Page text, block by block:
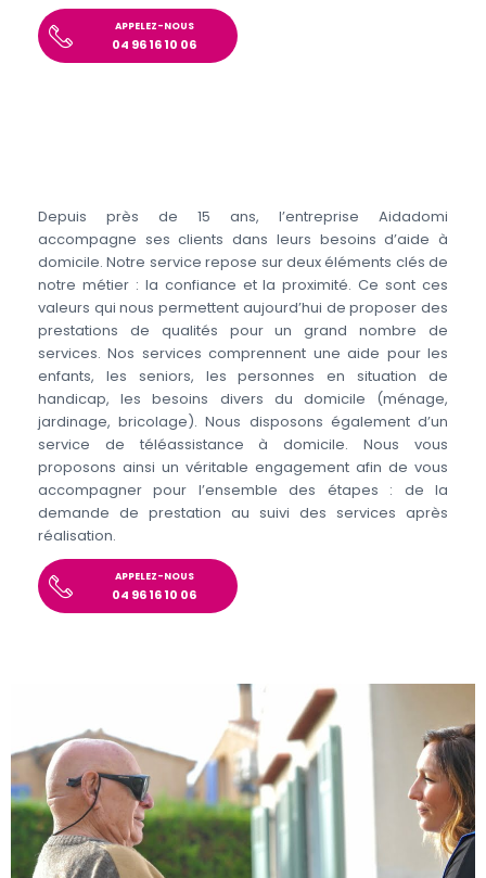
APPELEZ-NOUS
04 96 16 10 06
Depuis près de 15 ans, l’entreprise Aidadomi
accompagne ses clients dans leurs besoins d’aide à
domicile. Notre service repose sur deux éléments clés de
notre métier : la confiance et la proximité. Ce sont ces
valeurs qui nous permettent aujourd’hui de proposer des
prestations de qualités pour un grand nombre de
services. Nos services comprennent une aide pour les
enfants, les seniors, les personnes en situation de
handicap, les besoins divers du domicile (ménage,
jardinage, bricolage). Nous disposons également d’un
service de téléassistance à domicile. Nous vous
proposons ainsi un véritable engagement afin de vous
accompagner pour l’ensemble des étapes : de la
demande de prestation au suivi des services après
réalisation.
APPELEZ-NOUS
04 96 16 10 06